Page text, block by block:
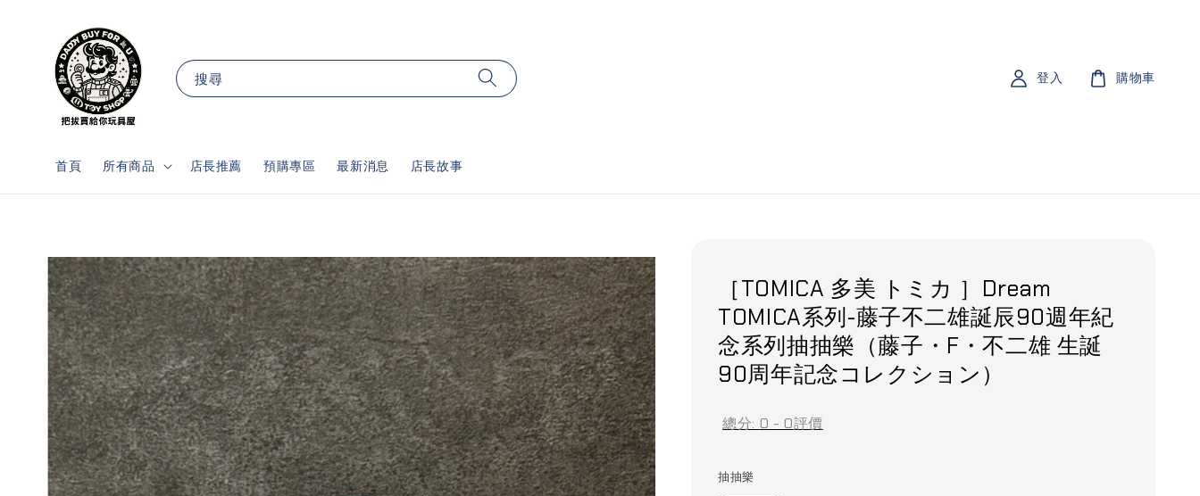
搜尋
首頁 所有商品 店長推薦 預購專區 最新消息 店長故事
登入 購物車
［TOMICA 多美 トミカ ］Dream
TOMICA系列-藤子不二雄誕辰90週年紀
念系列抽抽樂（藤子・F・不二雄 生誕
90周年記念コレクション）
總分: 0 - 0評價
抽抽樂